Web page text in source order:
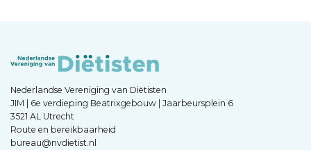
Nederlandse Vereniging van Diëtisten
JIM | 6e verdieping Beatrixgebouw | Jaarbeursplein 6
3521 AL Utrecht
Route en bereikbaarheid
bureau@nvdietist.nl